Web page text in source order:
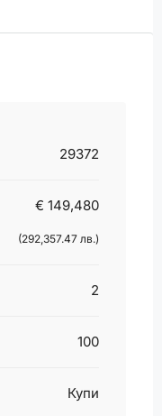
29372
€ 149,480
(292,357.47 лв.)
2
100
Купи